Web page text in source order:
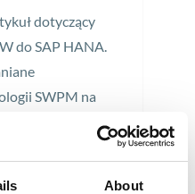
About
dotyczący
do SAP HANA.
SWPM na
Jednak nie był to
ukończenia tego